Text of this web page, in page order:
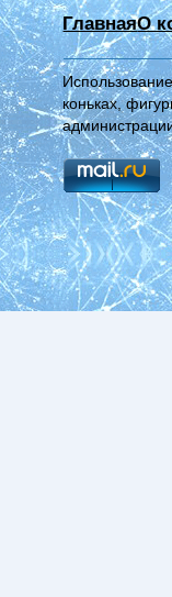
ГлавнаяО
коньках,